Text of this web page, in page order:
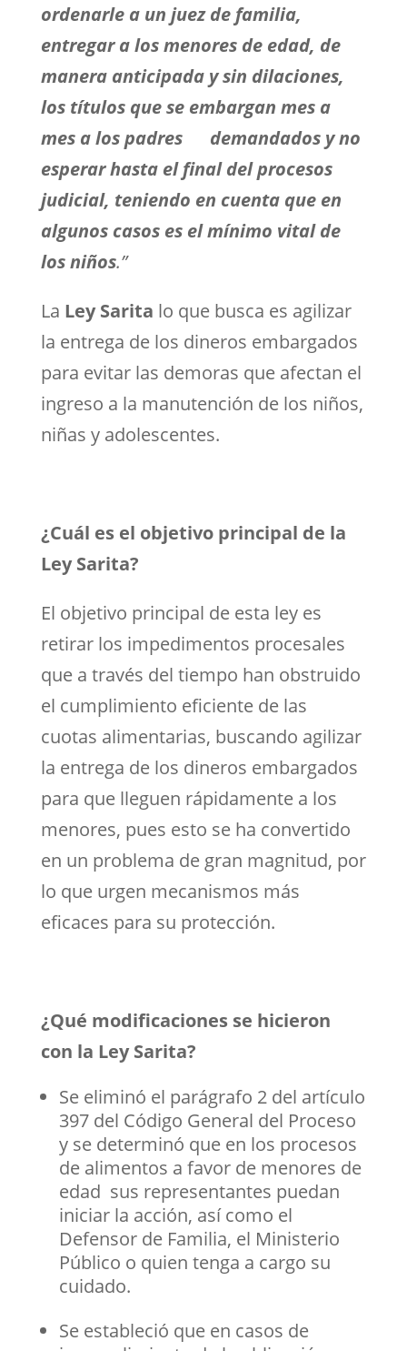
ordenarle a un juez de familia,
entregar a los menores de edad, de
manera anticipada y sin dilaciones,
los títulos que se embargan mes a
mes a los padres demandados y no
esperar hasta el final del procesos
judicial, teniendo en cuenta que en
algunos casos es el mínimo vital de
los niños.”
La Ley Sarita lo que busca es agilizar
la entrega de los dineros embargados
para evitar las demoras que afectan el
ingreso a la manutención de los niños,
niñas y adolescentes.
¿Cuál es el objetivo principal de la
Ley Sarita?
El objetivo principal de esta ley es
retirar los impedimentos procesales
que a través del tiempo han obstruido
el cumplimiento eficiente de las
cuotas alimentarias, buscando agilizar
la entrega de los dineros embargados
para que lleguen rápidamente a los
menores, pues esto se ha convertido
en un problema de gran magnitud, por
lo que urgen mecanismos más
eficaces para su protección.
¿Qué modificaciones se hicieron
con la Ley Sarita?
Se eliminó el parágrafo 2 del artículo
397 del Código General del Proceso
y se determinó que en los procesos
de alimentos a favor de menores de
edad sus representantes puedan
iniciar la acción, así como el
Defensor de Familia, el Ministerio
Público o quien tenga a cargo su
cuidado.
Se estableció que en casos de